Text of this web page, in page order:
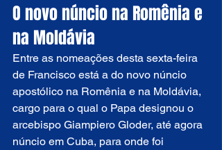
O novo núncio na Romênia e
na Moldávia
Entre as nomeações desta sexta-feira
de Francisco está a do novo núncio
apostólico na Romênia e na Moldávia,
cargo para o qual o Papa designou o
arcebispo Giampiero Gloder, até agora
núncio em Cuba, para onde foi